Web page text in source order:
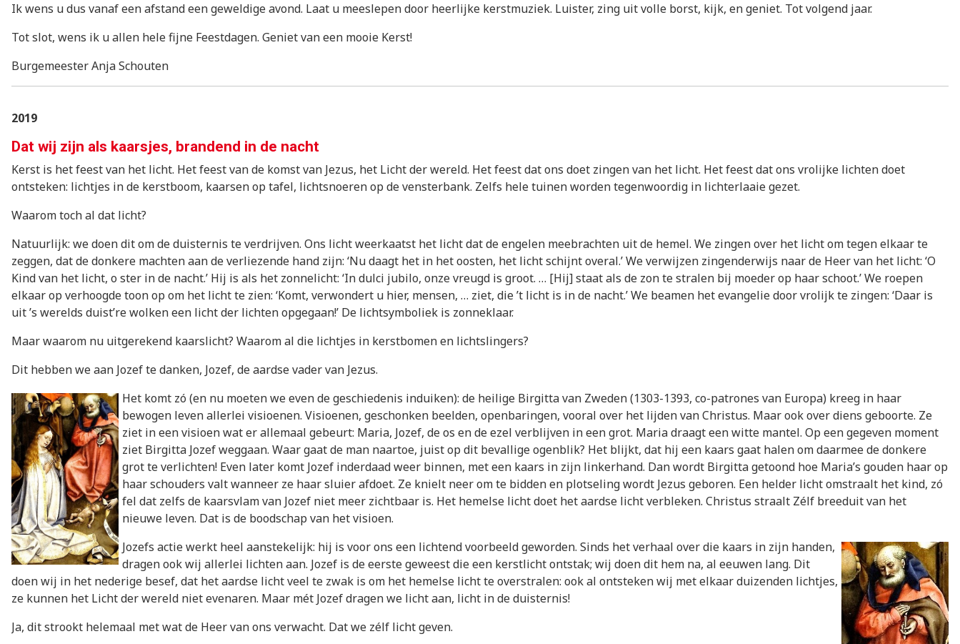
Ik wens u dus vanaf een afstand een geweldige avond. Laat u meeslepen door heerlijke kerstmuziek. Luister, zing uit volle borst, kijk, en geniet. Tot volgend jaar.
Tot slot, wens ik u allen hele fijne Feestdagen. Geniet van een mooie Kerst!
Burgemeester Anja Schouten
2019
Dat wij zijn als kaarsjes, brandend in de nacht
Kerst is het feest van het licht. Het feest van de komst van Jezus, het Licht der wereld. Het feest dat ons doet zingen van het licht. Het feest dat ons vrolijke lichten doet
ontsteken: lichtjes in de kerstboom, kaarsen op tafel, lichtsnoeren op de vensterbank. Zelfs hele tuinen worden tegenwoordig in lichterlaaie gezet.
Waarom toch al dat licht?
Natuurlijk: we doen dit om de duisternis te verdrijven. Ons licht weerkaatst het licht dat de engelen meebrachten uit de hemel. We zingen over het licht om tegen elkaar te
zeggen, dat de donkere machten aan de verliezende hand zijn: ‘Nu daagt het in het oosten, het licht schijnt overal.’ We verwijzen zingenderwijs naar de Heer van het licht: ‘O
Kind van het licht, o ster in de nacht.’ Hij is als het zonnelicht: ‘In dulci jubilo, onze vreugd is groot. … [Hij] staat als de zon te stralen bij moeder op haar schoot.’ We roepen
elkaar op verhoogde toon op om het licht te zien: ‘Komt, verwondert u hier, mensen, … ziet, die ’t licht is in de nacht.’ We beamen het evangelie door vrolijk te zingen: ‘Daar is
uit ’s werelds duist’re wolken een licht der lichten opgegaan!’ De lichtsymboliek is zonneklaar.
Maar waarom nu uitgerekend kaarslicht? Waarom al die lichtjes in kerstbomen en lichtslingers?
Dit hebben we aan Jozef te danken, Jozef, de aardse vader van Jezus.
Het komt zó (en nu moeten we even de geschiedenis induiken): de heilige Birgitta van Zweden (1303-1393, co-patrones van Europa) kreeg in haar
bewogen leven allerlei visioenen. Visioenen, geschonken beelden, openbaringen, vooral over het lijden van Christus. Maar ook over diens geboorte. Ze
ziet in een visioen wat er allemaal gebeurt: Maria, Jozef, de os en de ezel verblijven in een grot. Maria draagt een witte mantel. Op een gegeven moment
ziet Birgitta Jozef weggaan. Waar gaat de man naartoe, juist op dit bevallige ogenblik? Het blijkt, dat hij een kaars gaat halen om daarmee de donkere
grot te verlichten! Even later komt Jozef inderdaad weer binnen, met een kaars in zijn linkerhand. Dan wordt Birgitta getoond hoe Maria’s gouden haar op
haar schouders valt wanneer ze haar sluier afdoet. Ze knielt neer om te bidden en plotseling wordt Jezus geboren. Een helder licht omstraalt het kind, zó
fel dat zelfs de kaarsvlam van Jozef niet meer zichtbaar is. Het hemelse licht doet het aardse licht verbleken. Christus straalt Zélf breeduit van het
nieuwe leven. Dat is de boodschap van het visioen.
Jozefs actie werkt heel aanstekelijk: hij is voor ons een lichtend voorbeeld geworden. Sinds het verhaal over die kaars in zijn handen,
dragen ook wij allerlei lichten aan. Jozef is de eerste geweest die een kerstlicht ontstak; wij doen dit hem na, al eeuwen lang. Dit
doen wij in het nederige besef, dat het aardse licht veel te zwak is om het hemelse licht te overstralen: ook al ontsteken wij met elkaar duizenden lichtjes,
ze kunnen het Licht der wereld niet evenaren. Maar mét Jozef dragen we licht aan, licht in de duisternis!
Ja, dit strookt helemaal met wat de Heer van ons verwacht. Dat we zélf licht geven.